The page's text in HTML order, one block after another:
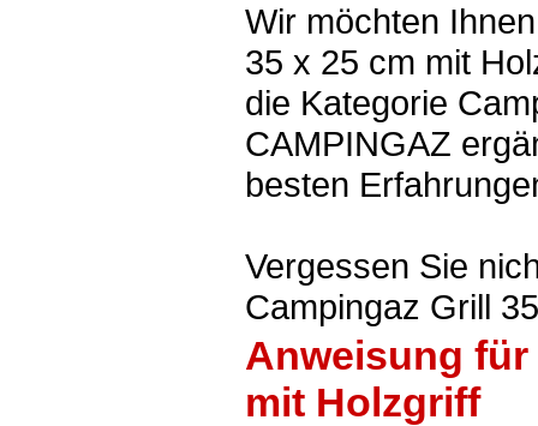
Wir möchten
35 x 25 cm mit
die Kategorie
CAMPINGAZ
besten
Vergessen Sie
Campingaz Grill
Anweisung für
mit Holzgriff